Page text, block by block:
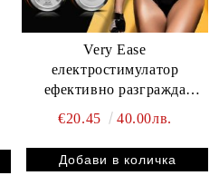
Very Ease
електростимулатор
ефективно разгражда
мазнините, лесна за
създаване на зашеметяваща
фигура
€20.45 40.00лв.